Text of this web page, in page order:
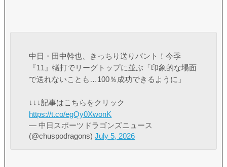
中日・田中幹也、きっちり送りバント！今季
『11』犠打でリーグトップに並ぶ「印象的な場面
で送れないことも…100％成功できるように」
↓↓↓記事はこちらをクリック
https://t.co/egQy0XwonK
— 中日スポーツドラゴンズニュース
(@chuspodragons)July 5, 2026